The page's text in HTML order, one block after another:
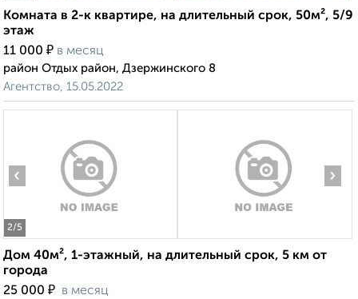
Комната в 2-к квартире, на длительный срок, 50м², 5/9
этаж
11 000 ₽ в месяц
район Отдых район, Дзержинского 8
Агентство, 15.05.2022
2/5
‹ ›
Дом 40м², 1-этажный, на длительный срок, 5 км от
города
25 000 ₽ в месяц